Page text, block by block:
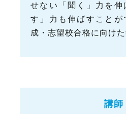
せない「聞く」力を伸
す」力も伸ばすことが
成・志望校合格に向け
講師